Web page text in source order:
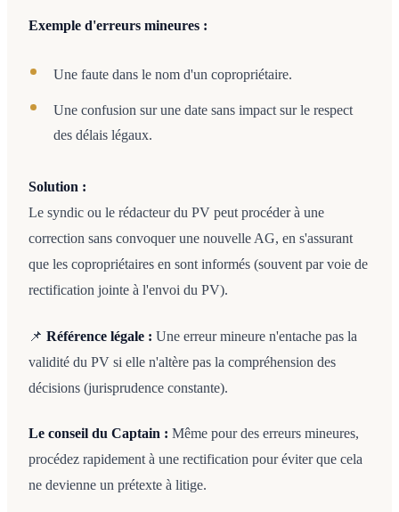
Exemple d'erreurs mineures :
Une faute dans le nom d'un copropriétaire.
Une confusion sur une date sans impact sur le respect
des délais légaux.
Solution :
Le syndic ou le rédacteur du PV peut procéder à une
correction sans convoquer une nouvelle AG, en s'assurant
que les copropriétaires en sont informés (souvent par voie de
rectification jointe à l'envoi du PV).
📌 Référence légale : Une erreur mineure n'entache pas la
validité du PV si elle n'altère pas la compréhension des
décisions (jurisprudence constante).
Le conseil du Captain : Même pour des erreurs mineures,
procédez rapidement à une rectification pour éviter que cela
ne devienne un prétexte à litige.